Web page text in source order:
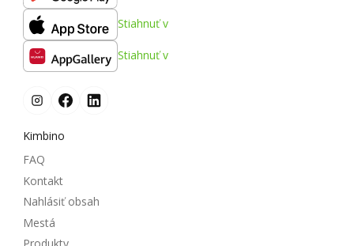
Stiahnuť v
Stiahnuť v
Kimbino
FAQ
Kontakt
Nahlásiť obsah
Mestá